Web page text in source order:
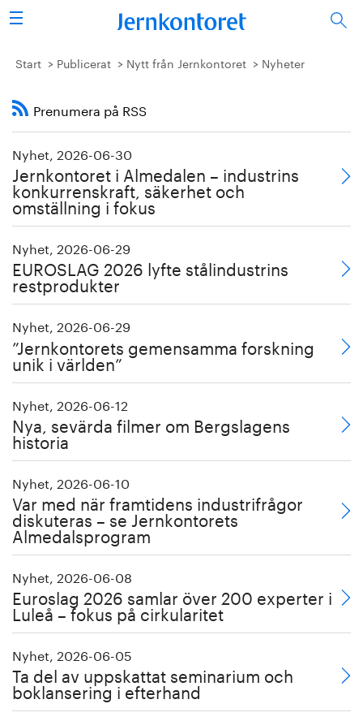
Sök
Stålindustrin
Vision 2050
Energi/miljö
Vi tycker
Publicerat
Bildbank
Om oss
Start Publicerat Nytt från Jernkontoret Nyheter
Prenumera på RSS
Nyhet, 2026-06-30
Jernkontoret i Almedalen – industrins
konkurrenskraft, säkerhet och
omställning i fokus
Nyhet, 2026-06-29
EUROSLAG 2026 lyfte stålindustrins
restprodukter
Nyhet, 2026-06-29
”Jernkontorets gemensamma forskning
unik i världen”
Nyhet, 2026-06-12
Nya, sevärda filmer om Bergslagens
historia
Nyhet, 2026-06-10
Var med när framtidens industrifrågor
diskuteras – se Jernkontorets
Almedalsprogram
Nyhet, 2026-06-08
Euroslag 2026 samlar över 200 experter i
Luleå – fokus på cirkularitet
Nyhet, 2026-06-05
Ta del av uppskattat seminarium och
boklansering i efterhand